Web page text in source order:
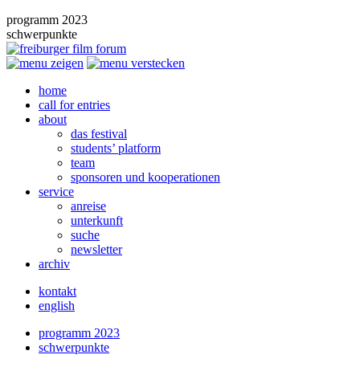
programm 2023
schwerpunkte
home
call for entries
about
das festival
students’ platform
team
sponsoren und kooperationen
service
anreise
unterkunft
suche
newsletter
archiv
kontakt
english
programm 2023
schwerpunkte